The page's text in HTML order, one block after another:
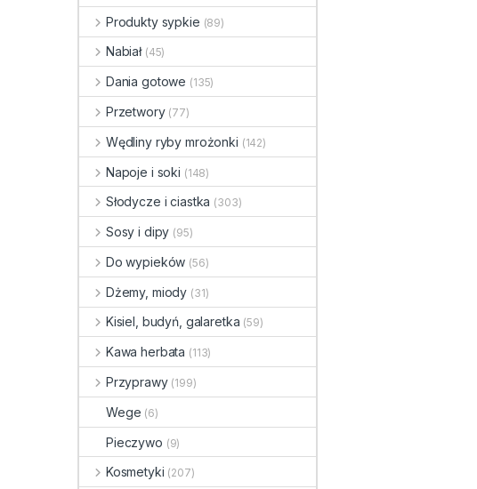
Produkty sypkie (89)
Nabiał (45)
Dania gotowe (135)
Przetwory (77)
Wędliny ryby mrożonki (142)
Napoje i soki (148)
Słodycze i ciastka (303)
Sosy i dipy (95)
Do wypieków (56)
Dżemy, miody (31)
Kisiel, budyń, galaretka (59)
Kawa herbata (113)
Przyprawy (199)
Wege (6)
Pieczywo (9)
Kosmetyki (207)